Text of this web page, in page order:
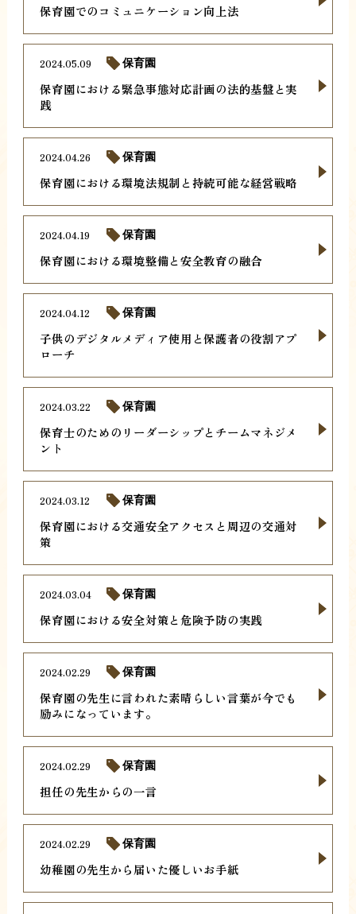
保育園でのコミュニケーション向上法
保育園における緊急事態対応計画の法的基盤と実
践
2024.05.09 保育園
保育園における環境法規制と持続可能な経営戦略
2024.04.26 保育園
保育園における環境整備と安全教育の融合
2024.04.19 保育園
子供のデジタルメディア使用と保護者の役割アプ
ローチ
2024.04.12 保育園
保育士のためのリーダーシップとチームマネジメ
ント
2024.03.22 保育園
保育園における交通安全アクセスと周辺の交通対
策
2024.03.12 保育園
保育園における安全対策と危険予防の実践
2024.03.04 保育園
保育園の先生に言われた素晴らしい言葉が今でも
励みになっています。
2024.02.29 保育園
担任の先生からの一言
2024.02.29 保育園
幼稚園の先生から届いた優しいお手紙
2024.02.29 保育園